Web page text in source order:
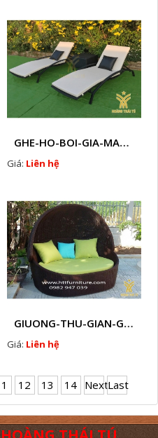
GHE-HO-BOI-GIA-MAY- HTT - B60
Giá: Liên hệ
GIUONG-THU-GIAN-GIA-MAY-HTT - B58
Giá: Liên hệ
12 13 14 NextLast